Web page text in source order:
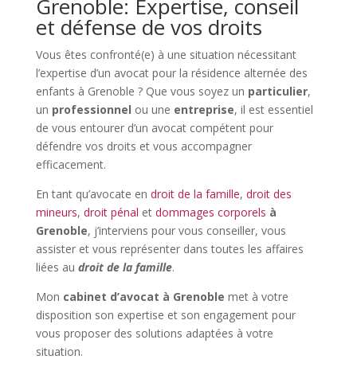
Grenoble: Expertise, conseil
et défense de vos droits
Vous êtes confronté(e) à une situation nécessitant
l’expertise d’un avocat pour la résidence alternée des
enfants à Grenoble ? Que vous soyez un particulier,
un professionnel ou une entreprise, il est essentiel
de vous entourer d’un avocat compétent pour
défendre vos droits et vous accompagner
efficacement.
En tant qu’avocate en droit de la famille, droit des
mineurs, droit pénal et dommages corporels à
Grenoble, j’interviens pour vous conseiller, vous
assister et vous représenter dans toutes les affaires
liées au droit de la famille.
Mon cabinet d’avocat à Grenoble met à votre
disposition son expertise et son engagement pour
vous proposer des solutions adaptées à votre
situation.